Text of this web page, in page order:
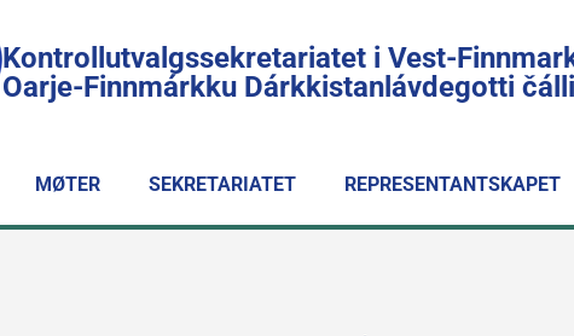
Kontrollutvalgssekretariatet i Vest-
Oarje-Finnmárkku Dárkkistanlávdegotti
MØTER SEKRETARIATET REPRESENTANTSKAPET